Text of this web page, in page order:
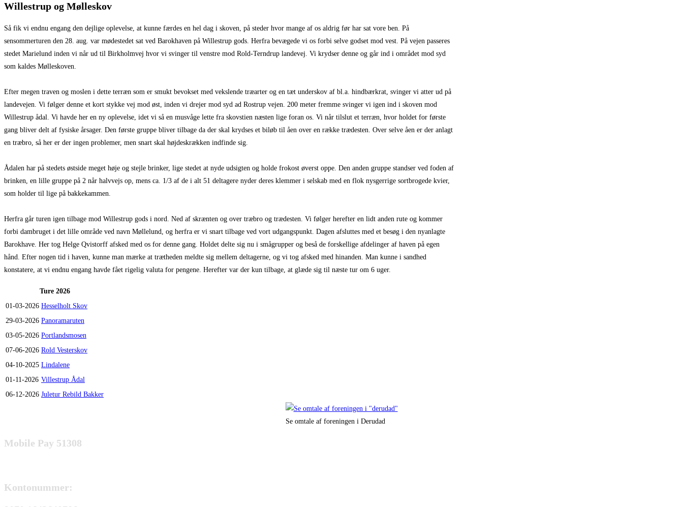
search
Willestrup og Mølleskov
Så fik vi endnu engang den dejlige oplevelse, at kunne færdes en hel dag i skoven, på steder hvor mange af os aldrig før har sat vore ben. På
sensommerturen den 28. aug. var mødestedet sat ved Barokhaven på Willestrup gods. Herfra bevægede vi os forbi selve godset mod vest. På vejen passeres
stedet Marielund inden vi når ud til Birkholmvej hvor vi svinger til venstre mod Rold-Terndrup landevej. Vi krydser denne og går ind i området mod syd
som kaldes Mølleskoven.
Efter megen traven og moslen i dette terræn som er smukt bevokset med vekslende træarter og en tæt underskov af bl.a. hindbærkrat, svinger vi atter ud på
landevejen. Vi følger denne et kort stykke vej mod øst, inden vi drejer mod syd ad Rostrup vejen. 200 meter fremme svinger vi igen ind i skoven mod
Willestrup ådal. Vi havde her en ny oplevelse, idet vi så en musvåge lette fra skovstien næsten lige foran os. Vi når tilslut et terræn, hvor holdet for første
gang bliver delt af fysiske årsager. Den første gruppe bliver tilbage da der skal krydses et biløb til åen over en række trædesten. Over selve åen er der anlagt
en træbro, så her er der ingen problemer, men snart skal højdeskrækken indfinde sig.
Ådalen har på stedets østside meget høje og stejle brinker, lige stedet at nyde udsigten og holde frokost øverst oppe. Den anden gruppe standser ved foden af
brinken, en lille gruppe på 2 når halvvejs op, mens ca. 1/3 af de i alt 51 deltagere nyder deres klemmer i selskab med en flok nysgerrige sortbrogede kvier,
som holder til lige på bakkekammen.
Herfra går turen igen tilbage mod Willestrup gods i nord. Ned af skrænten og over træbro og trædesten. Vi følger herefter en lidt anden rute og kommer
forbi dambruget i det lille område ved navn Møllelund, og herfra er vi snart tilbage ved vort udgangspunkt. Dagen afsluttes med et besøg i den nyanlagte
Barokhave. Her tog Helge Qvistorff afsked med os for denne gang. Holdet delte sig nu i smågrupper og beså de forskellige afdelinger af haven på egen
hånd. Efter nogen tid i haven, kunne man mærke at trætheden meldte sig mellem del­tagerne, og vi tog afsked med hinanden. Man kunne i sandhed
konstatere, at vi endnu engang havde fået rigelig valuta for pengene. Herefter var der kun tilbage, at glæde sig til næste tur om 6 uger.
Ture 2026
01-03-2026 Hesselholt Skov
29-03-2026 Panoramaruten
03-05-2026 Portlandsmosen
07-06-2026 Rold Vesterskov
04-10-2025 Lindalene
01-11-2026 Villestrup Ådal
06-12-2026 Juletur Rebild Bakker
Se omtale af foreningen i Derudad
Mobile Pay 51308
Kontonummer: